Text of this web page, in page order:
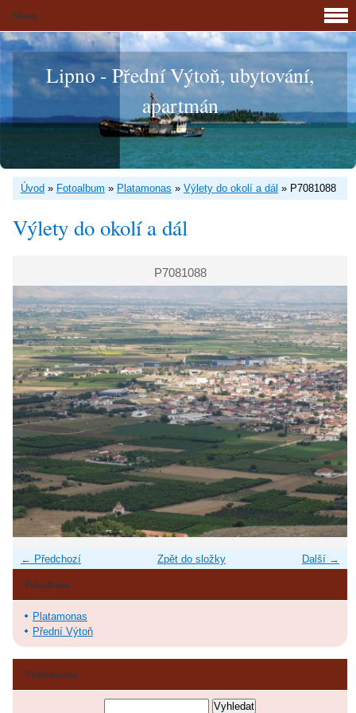
Lipno - Přední Výtoň, ubytování,
apartmán
Úvod » Fotoalbum » Platamonas » Výlety do okolí a dál » P7081088
Výlety do okolí a dál
P7081088
← Předchozí Další →
Zpět do složky
Menu
Fotoalbum
Platamonas
Přední Výtoň
Vyhledávání